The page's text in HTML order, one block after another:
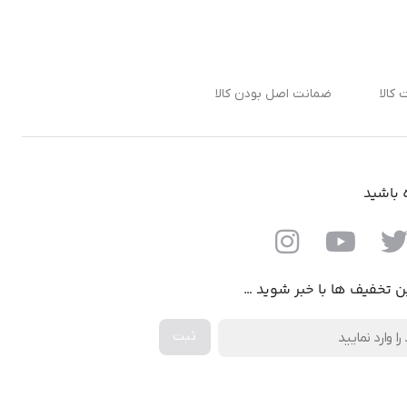
ضمانت اصل بودن کالا
باشید
تخفیف ها با خبر شوید …